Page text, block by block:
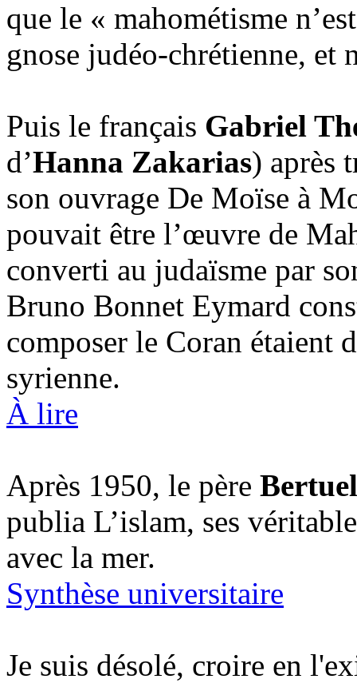
que le « mahométisme
gnose judéo-chrétienne,
Puis le français Gabriel
d’Hanna Zakarias) après
son ouvrage De Moïse à
pouvait être l’œuvre de
converti au judaïsme par
Bruno Bonnet Eymard
composer le Coran étaient
syrienne.
À lire
Après 1950, le père Bertuel
publia L’islam, ses
avec la mer.
Synthèse universitaire
Je suis désolé, croire en